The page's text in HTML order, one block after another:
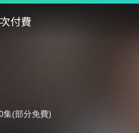
付費
集(部分免費)